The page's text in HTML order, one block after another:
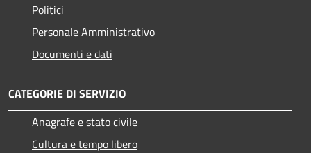
Politici
Personale Amministrativo
Documenti e dati
CATEGORIE DI SERVIZIO
Anagrafe e stato civile
Cultura e tempo libero